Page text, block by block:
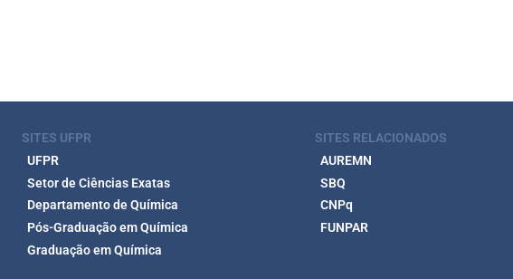
SITES UFPR
UFPR
Setor de Ciências Exatas
Departamento de Química
Pós-Graduação em Química
Graduação em Química
SITES RELACIONADOS
AUREMN
SBQ
CNPq
FUNPAR